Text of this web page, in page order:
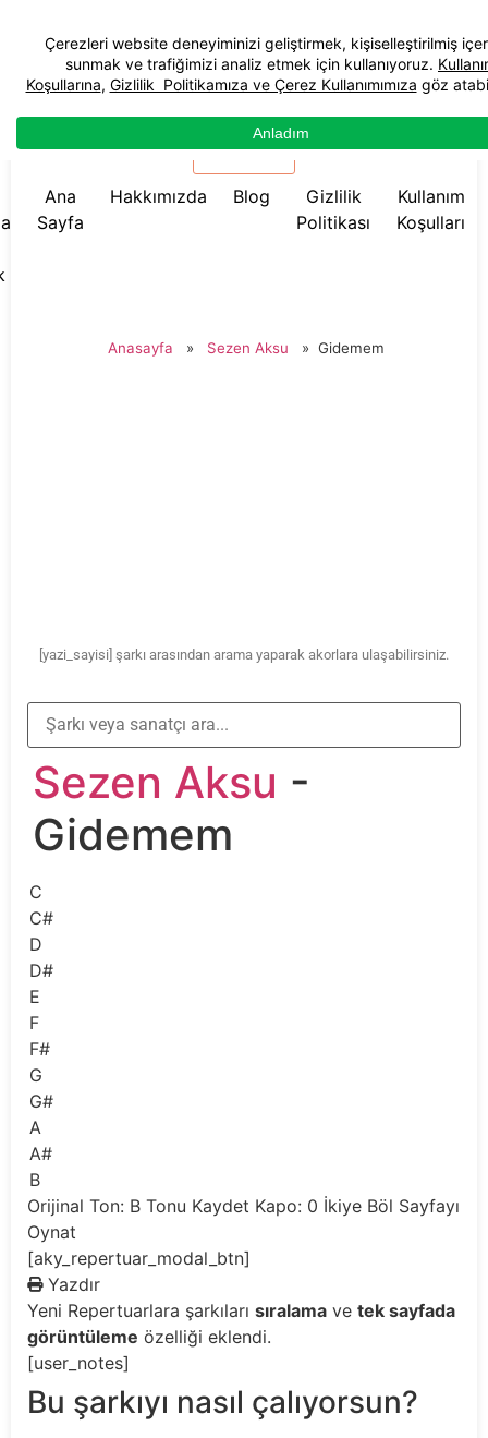
☰ Menü
Ana
Sayfa
Hakkımızda Blog
Gizlilik
Politikası
Kullanım
Koşulları
Anasayfa » Sezen Aksu » Gidemem
[yazi_sayisi] şarkı arasından arama yaparak akorlara ulaşabilirsiniz.
Sezen Aksu -
Gidemem
C
C#
D
D#
E
F
F#
G
G#
A
A#
B
Orijinal Ton: B Tonu Kaydet Kapo: 0 İkiye Böl Sayfayı
Oynat
[aky_repertuar_modal_btn]
Yazdır
Yeni Repertuarlara şarkıları sıralama ve tek sayfada
görüntüleme özelliği eklendi.
[user_notes]
Bu şarkıyı nasıl çalıyorsun?